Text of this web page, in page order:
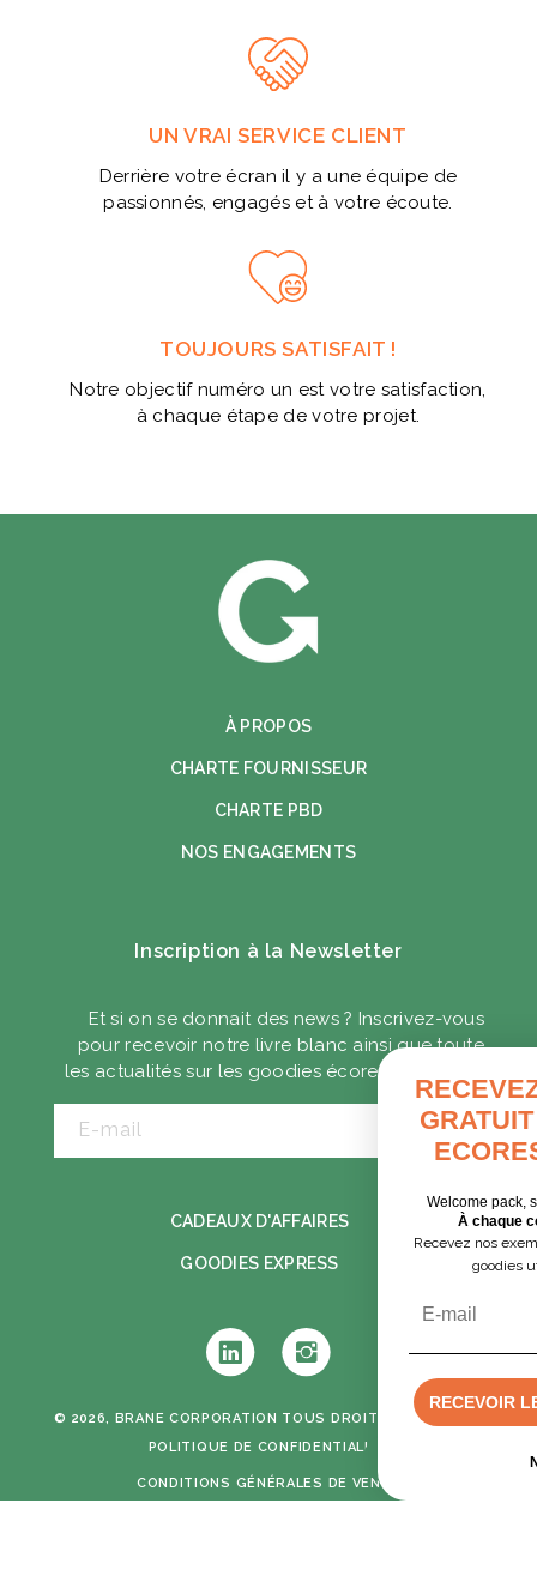
UN VRAI SERVICE CLIENT
Derrière votre écran il y a une équipe de
passionnés, engagés et à votre écoute.
TOUJOURS SATISFAIT !
Notre objectif numéro un est votre satisfaction,
à chaque étape de votre projet.
À PROPOS
CHARTE FOURNISSEUR
CHARTE PBD
NOS ENGAGEMENTS
Inscription à la Newsletter
Et si on se donnait des news ? Inscrivez-vous
pour recevoir notre livre blanc ainsi que toute
les actualités sur les goodies écoresponsables.
E-mail
CADEAUX D'AFFAIRES
GOODIES EXPRESS
Tumblr Instagram
© 2026, BRANE CORPORATION TOUS DROITS RÉSERVÉS -
POLITIQUE DE CONFIDENTIALITÉ
CONDITIONS GÉNÉRALES DE VENTE
RECEVEZ VOTRE GUIDE
GRATUIT DES GOODIES
ECORESPONSABLES
Welcome pack, séminaire, cadeaux clients…
À chaque contexte, ses solutions.
Recevez nos exemples concrets pour choisir des
goodies utiles et responsables.
RECEVOIR LE GUIDE PDF GRATUIT